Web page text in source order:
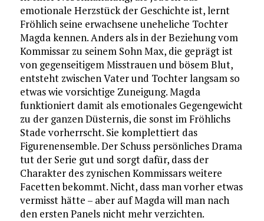
emotionale Herzstück der Geschichte ist, lernt
Fröhlich seine erwachsene uneheliche Tochter
Magda kennen. Anders als in der Beziehung vom
Kommissar zu seinem Sohn Max, die geprägt ist
von gegenseitigem Misstrauen und bösem Blut,
entsteht zwischen Vater und Tochter langsam so
etwas wie vorsichtige Zuneigung. Magda
funktioniert damit als emotionales Gegengewicht
zu der ganzen Düsternis, die sonst im Fröhlichs
Stade vorherrscht. Sie komplettiert das
Figurenensemble. Der Schuss persönliches Drama
tut der Serie gut und sorgt dafür, dass der
Charakter des zynischen Kommissars weitere
Facetten bekommt. Nicht, dass man vorher etwas
vermisst hätte – aber auf Magda will man nach
den ersten Panels nicht mehr verzichten.